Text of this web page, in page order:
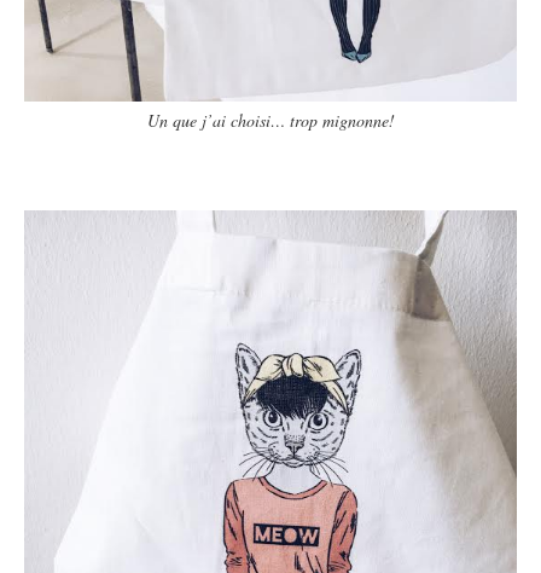
Un que j’ai choisi… trop mignonne!